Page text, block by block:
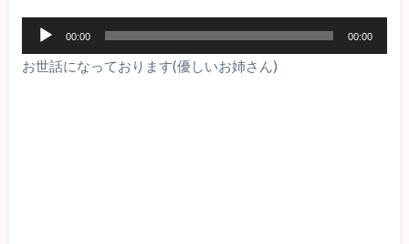
プ
00:00 00:00
お世話になっております(優しいお姉さん)